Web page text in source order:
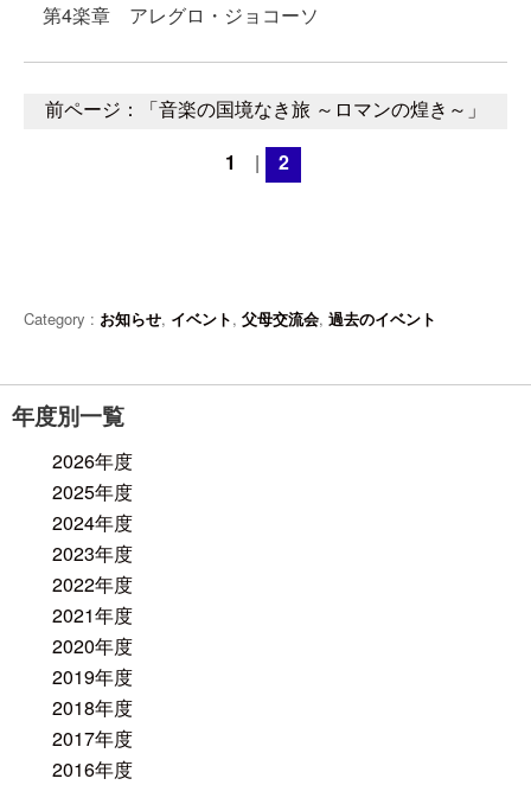
第4楽章 アレグロ・ジョコーソ
前ページ：「音楽の国境なき旅 ～ロマンの煌き～」
1
| 2
Category : お知らせ, イベント, 父母交流会, 過去のイベント
年度別一覧
2026年度
2025年度
2024年度
2023年度
2022年度
2021年度
2020年度
2019年度
2018年度
2017年度
2016年度